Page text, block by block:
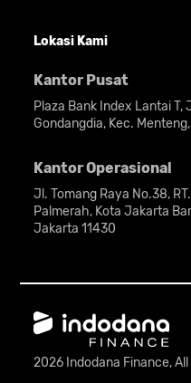
Lokasi Kami
Kantor Pusat
Plaza Bank Index Lantai T,
Gondangdia, Kec.
Kantor Operasional
Jl. Tomang Raya No.38,
Palmerah, Kota Jakarta
Jakarta 11430
2026 Indodana Finance,